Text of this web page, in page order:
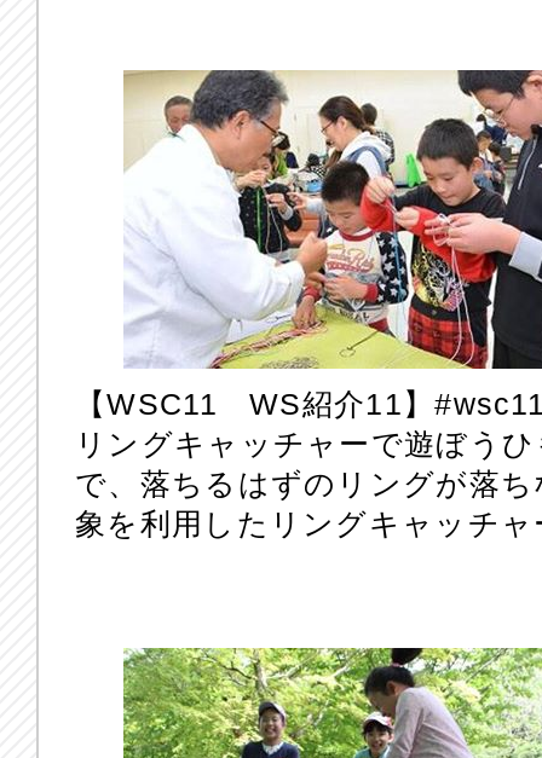
【WSC11 WS紹介11】‪
リングキャッチャーで遊ぼう
で、落ちるはずのリングが落
象を利用したリングキャッチ